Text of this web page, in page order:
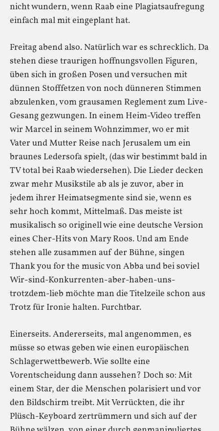
nicht wundern, wenn Raab eine Plagiatsaufregung
einfach mal mit eingeplant hat.
Freitag abend also. Natürlich war es schrecklich. Da
stehen diese traurigen hoffnungsvollen Figuren,
üben sich in großen Posen und versuchen mit
dünnen Stofffetzen von noch dünneren Stimmen
abzulenken, vom grausamen Reglement zum Live-
Gesang gezwungen. In einem Heim-Video treffen
wir Marcel in seinem Wohnzimmer, wo er mit
Vater und Mutter Reise nach Jerusalem um ein
braunes Ledersofa spielt, (das wir bestimmt bald in
TV total bei Raab wiedersehen). Die Lieder decken
zwar mehr Musikstile ab als je zuvor, aber in
jedem ihrer Heimatsegmente sind sie, wenn es
sehr hoch kommt, Mittelmaß. Das meiste ist
musikalisch so originell wie eine deutsche Version
eines Cher-Hits von Mary Roos. Und am Ende
stehen alle zusammen auf der Bühne, singen
Thank you for the music von Abba und bei soviel
Wir-sind-Konkurrenten-aber-haben-uns-
trotzdem-lieb möchte man die Titelzeile schon aus
Trotz für Ironie halten. Furchtbar.
Einerseits. Andererseits, mal angenommen, es
müsse so etwas geben wie einen europäischen
Schlagerwettbewerb. Wie sollte eine
Vorentscheidung dann aussehen? Doch so: Mit
einem Star, der die Menschen polarisiert und vor
den Bildschirm treibt. Mit Verrückten, die ihr
Plüsch-Keyboard zertrümmern und sich auf der